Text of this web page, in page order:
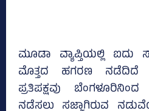
ಮೂಡಾ ವ್ಯಾಪ್ತಿಯಲ್ಲಿ
ಮೊತ್ತದ ಹಗರಣ ನಡೆದಿದೆ
ಪ್ರತಿಪಕ್ಷವು
ನಡೆಸಲು ಸಜ್ಜಾಗಿರುವ